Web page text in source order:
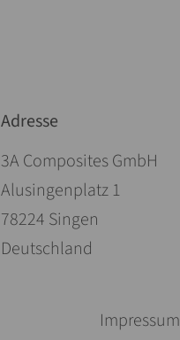
Adresse
3A Composites GmbH
Alusingenplatz 1
78224 Singen
Deutschland
Navigation überspringen
Impressum